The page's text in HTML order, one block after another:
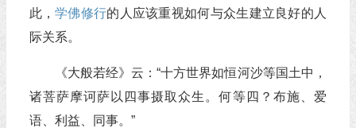
此，学佛修行的人应该重视如何与众生建立良好的人
际关系。
《大般若经》云：“十方世界如恒河沙等国土中，
诸菩萨摩诃萨以四事摄取众生。何等四？布施、爱
语、利益、同事。”